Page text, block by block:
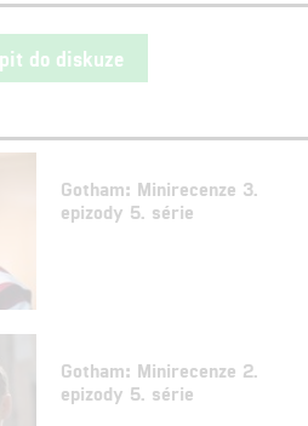
do diskuze
Gotham: Minirecenze 3.
epizody 5. série
Gotham: Minirecenze 2.
epizody 5. série